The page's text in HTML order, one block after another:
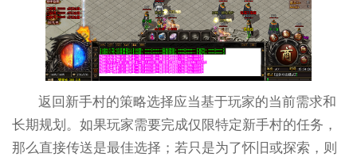
返回新手村的策略选择应当基于玩家的当前需求和
长期规划。如果玩家需要完成仅限特定新手村的任务，
那么直接传送是最佳选择；若只是为了怀旧或探索，则